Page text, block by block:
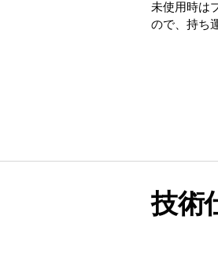
未使用時は
ので、持ち
技術